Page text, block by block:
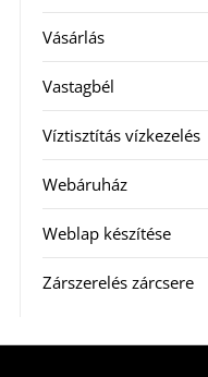
Vásárlás
Vastagbél
Víztisztítás vízkezelés
Webáruház
Weblap készítése
Zárszerelés zárcsere